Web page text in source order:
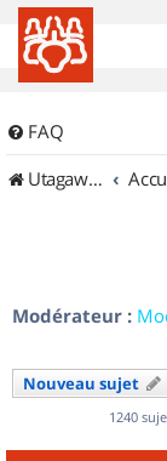
FAQ
UtagawaVTT (Randos VTT et VTTAE avec traces GPS)
Modérateur :
Nouveau sujet
1240